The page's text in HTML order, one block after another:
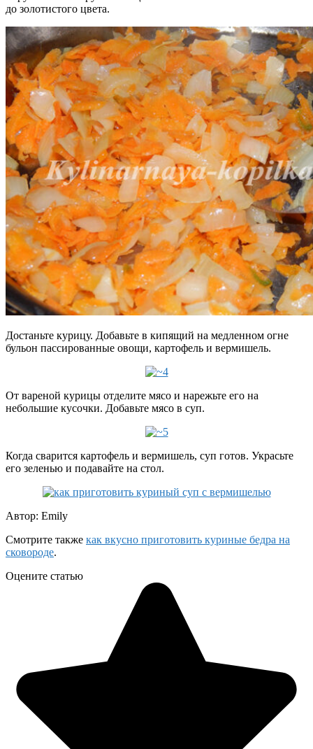
до золотистого цвета.
Достаньте курицу. Добавьте в кипящий на медленном огне
бульон пассированные овощи, картофель и вермишель.
От вареной курицы отделите мясо и нарежьте его на
небольшие кусочки. Добавьте мясо в суп.
Когда сварится картофель и вермишель, суп готов. Украсьте
его зеленью и подавайте на стол.
Автор: Emily
Смотрите также как вкусно приготовить куриные бедра на
сковороде.
Оцените статью